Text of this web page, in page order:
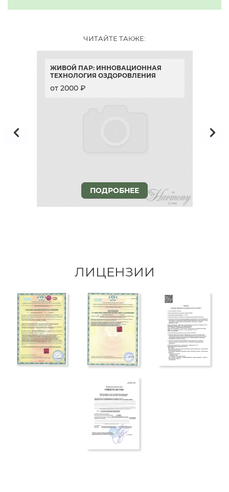
ЧИТАЙТЕ ТАКЖЕ:
ЖИВОЙ ПАР: ИННОВАЦИОННАЯ
ТЕХНОЛОГИЯ ОЗДОРОВЛЕНИЯ
от 2000 ₽
ПОДРОБНЕЕ
ЛИЦЕНЗИИ